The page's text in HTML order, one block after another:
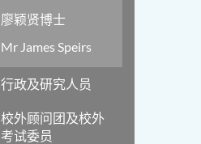
廖颖贤博士
Mr James Speirs
行政及研究人员
校外顾问团及校外
考试委员